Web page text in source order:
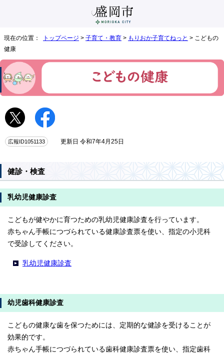
現在の位置： トップページ > 子育て・教育 > もりおか子育てねっと > こどもの
健康
広報ID1051133 更新日 令和7年4月25日
健診・検査
乳幼児健康診査
こどもが健やかに育つための乳幼児健康診査を行っています。
赤ちゃん手帳につづられている健康診査票を使い、指定の小児科
で受診してください。
乳幼児健康診査
幼児歯科健康診査
こどもの健康な歯を保つためには、定期的な健診を受けることが
効果的です。
赤ちゃん手帳につづられている歯科健康診査票を使い、指定歯科